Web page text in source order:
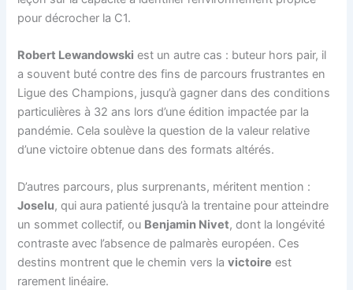
pour décrocher la C1.
Robert Lewandowski est un autre cas : buteur hors pair, il
a souvent buté contre des fins de parcours frustrantes en
Ligue des Champions, jusqu’à gagner dans des conditions
particulières à 32 ans lors d’une édition impactée par la
pandémie. Cela soulève la question de la valeur relative
d’une victoire obtenue dans des formats altérés.
D’autres parcours, plus surprenants, méritent mention :
Joselu, qui aura patienté jusqu’à la trentaine pour atteindre
un sommet collectif, ou Benjamin Nivet, dont la longévité
contraste avec l’absence de palmarès européen. Ces
destins montrent que le chemin vers lavictoire est
rarement linéaire.